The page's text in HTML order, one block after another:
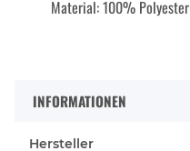
Material: 100% Polyester
INFORMATIONEN
Hersteller